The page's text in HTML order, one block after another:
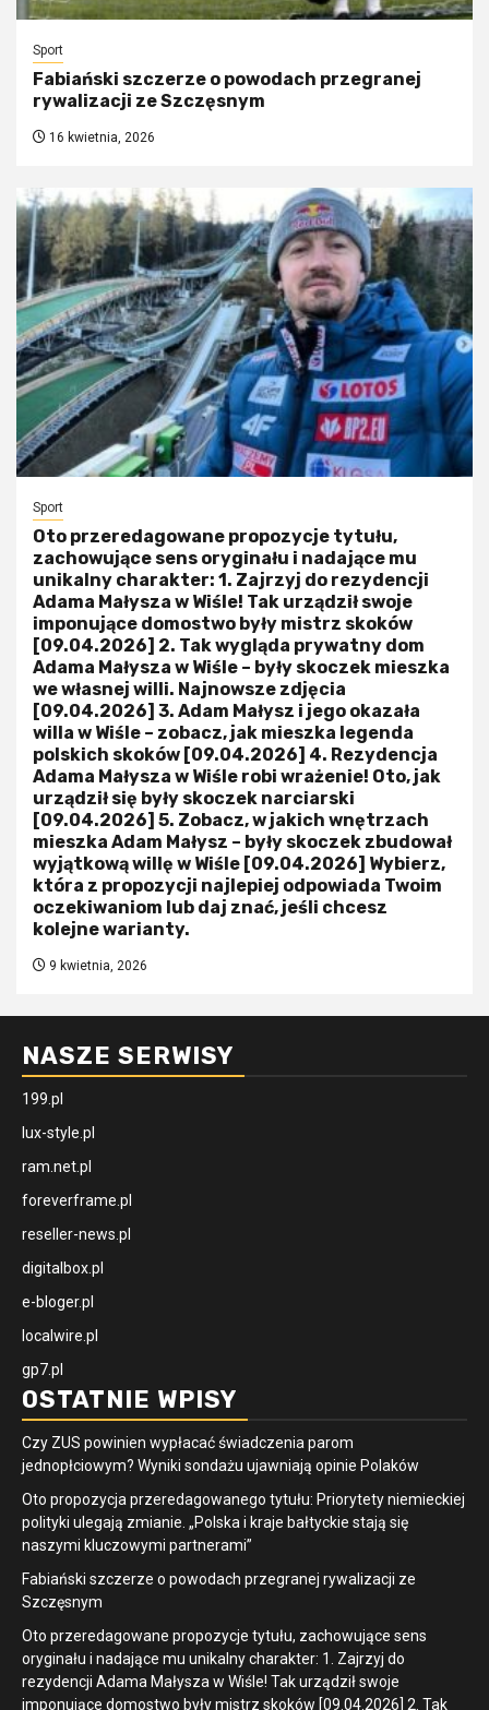
Sport
Fabiański szczerze o powodach przegranej
rywalizacji ze Szczęsnym
16 kwietnia, 2026
Sport
Oto przeredagowane propozycje tytułu,
zachowujące sens oryginału i nadające mu
unikalny charakter: 1. Zajrzyj do rezydencji
Adama Małysza w Wiśle! Tak urządził swoje
imponujące domostwo były mistrz skoków
[09.04.2026] 2. Tak wygląda prywatny dom
Adama Małysza w Wiśle – były skoczek mieszka
we własnej willi. Najnowsze zdjęcia
[09.04.2026] 3. Adam Małysz i jego okazała
willa w Wiśle – zobacz, jak mieszka legenda
polskich skoków [09.04.2026] 4. Rezydencja
Adama Małysza w Wiśle robi wrażenie! Oto, jak
urządził się były skoczek narciarski
[09.04.2026] 5. Zobacz, w jakich wnętrzach
mieszka Adam Małysz – były skoczek zbudował
wyjątkową willę w Wiśle [09.04.2026] Wybierz,
która z propozycji najlepiej odpowiada Twoim
oczekiwaniom lub daj znać, jeśli chcesz
kolejne warianty.
9 kwietnia, 2026
NASZE SERWISY
199.pl
lux-style.pl
ram.net.pl
foreverframe.pl
reseller-news.pl
digitalbox.pl
e-bloger.pl
localwire.pl
gp7.pl
OSTATNIE WPISY
Czy ZUS powinien wypłacać świadczenia parom
jednopłciowym? Wyniki sondażu ujawniają opinie Polaków
Oto propozycja przeredagowanego tytułu: Priorytety niemieckiej
polityki ulegają zmianie. „Polska i kraje bałtyckie stają się
naszymi kluczowymi partnerami”
Fabiański szczerze o powodach przegranej rywalizacji ze
Szczęsnym
Oto przeredagowane propozycje tytułu, zachowujące sens
oryginału i nadające mu unikalny charakter: 1. Zajrzyj do
rezydencji Adama Małysza w Wiśle! Tak urządził swoje
imponujące domostwo były mistrz skoków [09.04.2026] 2. Tak